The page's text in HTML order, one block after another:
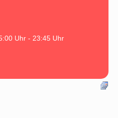
Uhr - 23:45 Uhr